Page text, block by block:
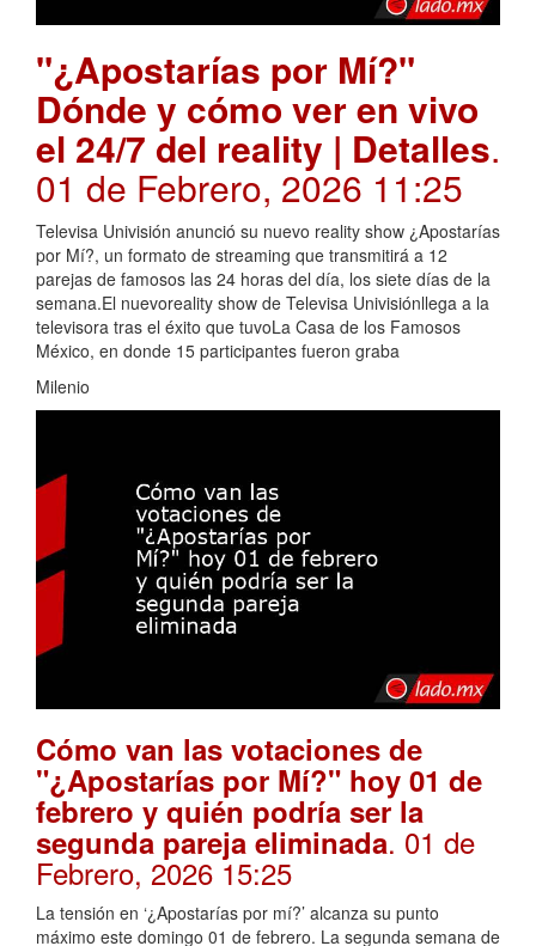
"¿Apostarías por Mí?"
Dónde y cómo ver en vivo
el 24/7 del reality | Detalles.
01 de Febrero, 2026 11:25
Televisa Univisión anunció su nuevo reality show ¿Apostarías
por Mí?, un formato de streaming que transmitirá a 12
parejas de famosos las 24 horas del día, los siete días de la
semana.El nuevoreality show de Televisa Univisiónllega a la
televisora tras el éxito que tuvoLa Casa de los Famosos
México, en donde 15 participantes fueron graba
Milenio
Cómo van las votaciones de
"¿Apostarías por Mí?" hoy 01 de
febrero y quién podría ser la
segunda pareja eliminada. 01 de
Febrero, 2026 15:25
La tensión en ‘¿Apostarías por mí?’ alcanza su punto
máximo este domingo 01 de febrero. La segunda semana de